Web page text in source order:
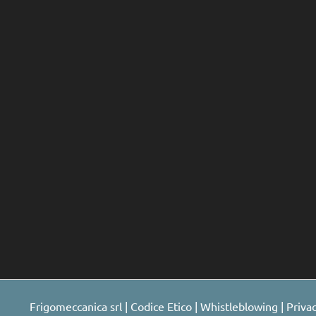
Frigomeccanica srl | Codice Etico | Whistleblowing |